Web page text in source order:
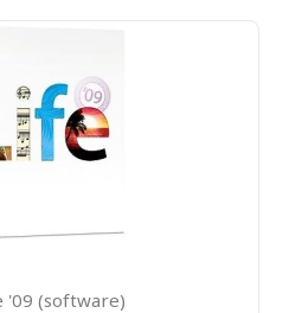
'09 (software)